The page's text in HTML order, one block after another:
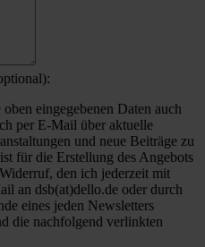
eingegebenen Daten auch
per E-Mail über aktuelle
und neue Beiträge zu
für die Erstellung des Angebots
den ich jederzeit mit
an dsb(at)dello.de oder durch
eines jeden Newsletters
die nachfolgend verlinkten